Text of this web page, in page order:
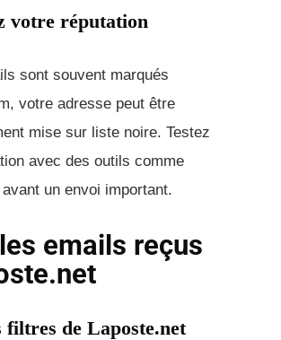
votre réputation
sont souvent marqués
votre adresse peut être
mise sur liste noire. Testez
avec des outils comme
avant un envoi important.
emails reçus
filtres de Laposte.net